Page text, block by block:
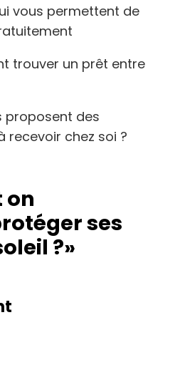
vous permettent de
trouver un prêt entre
proposent des
recevoir chez soi ?
on
ses
?»